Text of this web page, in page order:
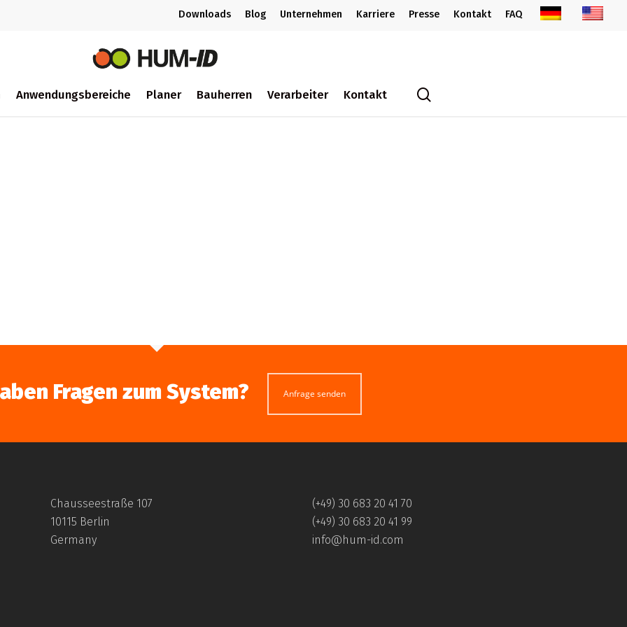
Downloads Blog Unternehmen Karriere Presse Kontakt FAQ
Anwendungsbereiche Planer Bauherren Verarbeiter Kontakt
Fragen zum System? Anfrage senden
Chausseestraße 107
10115 Berlin
Germany
(+49) 30 683 20 41 70
(+49) 30 683 20 41 99
info@hum-id.com